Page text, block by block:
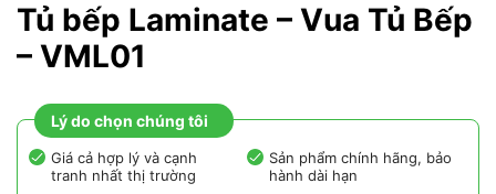
Tủ bếp Laminate – Vua Tủ Bếp
– VML01
Lý do chọn chúng tôi
Giá cả hợp lý và cạnh
tranh nhất thị trường
Sản phẩm chính hãng, bảo
hành dài hạn